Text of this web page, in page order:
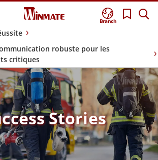
Branch
robuste pour les
critiques
Stories